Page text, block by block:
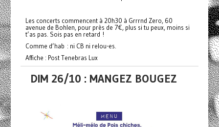
Les concerts commencent à 20h30 à Grrrnd Zero, 60
avenue de Bohlen, pour près de 7€, plus si tu peux, moins si
t’as pas. Sois pas en retard !
Comme d’hab : ni CB ni relou-es.
Affiche : Post Tenebras Lux
DIM 26/10 : MANGEZ BOUGEZ